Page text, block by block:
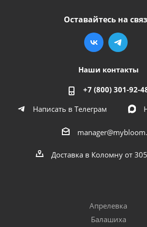
Оставайтесь на
Наши контакты
+7 (800) 301-92-
Написать в Телеграм
Доставка в Коломну от
Апрелевка
Балашиха